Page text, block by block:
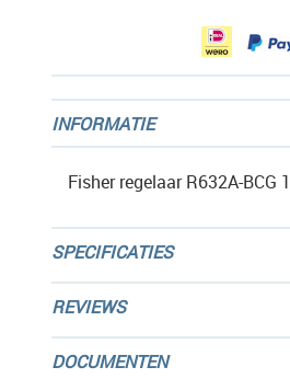
INFORMATIE
Fisher regelaar R632A-
SPECIFICATIES
REVIEWS
DOCUMENTEN